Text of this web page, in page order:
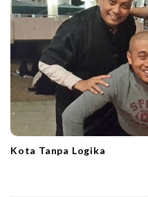
Kota Tanpa Logika